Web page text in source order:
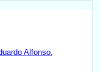
Alfonso